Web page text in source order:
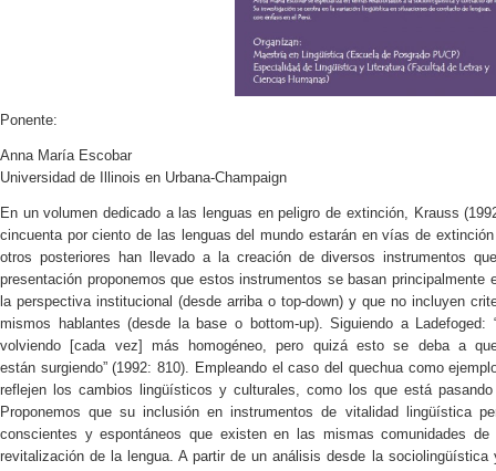
Ponente:
Anna María Escobar
Universidad de Illinois en Urbana-Champaign
En un volumen dedicado a las lenguas en peligro de extinción, Krauss
cincuenta por ciento de las lenguas del mundo estarán en vías de
otros posteriores han llevado a la creación de diversos instrumentos
presentación proponemos que estos instrumentos se basan
la perspectiva institucional (desde arriba o top-down) y que no incluyen
mismos hablantes (desde la base o bottom-up). Siguiendo a
volviendo [cada vez] más homogéneo, pero quizá esto se deba a
están surgiendo” (1992: 810). Empleando el caso del quechua como
reflejen los cambios lingüísticos y culturales, como los que está
Proponemos que su inclusión en instrumentos de vitalidad lingüística
conscientes y espontáneos que existen en las mismas comunidades
revitalización de la lengua. A partir de un análisis desde la